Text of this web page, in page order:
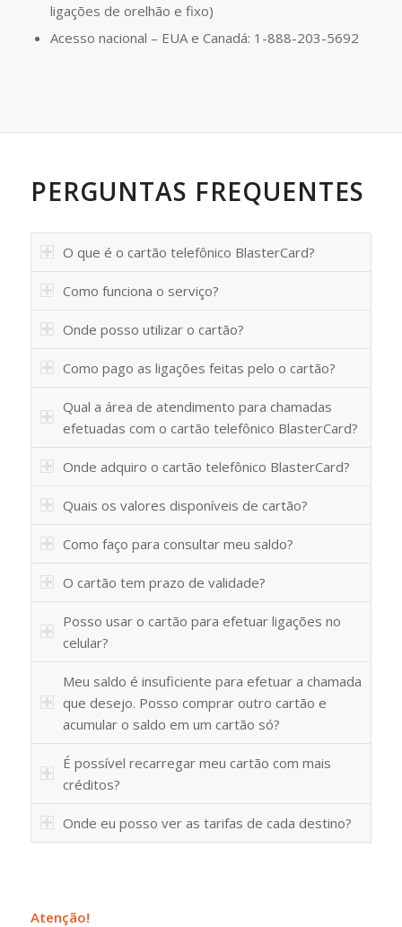
ligações de orelhão e fixo)
Acesso nacional – EUA e Canadá: 1-888-203-5692
PERGUNTAS FREQUENTES
O que é o cartão telefônico BlasterCard?
Como funciona o serviço?
Onde posso utilizar o cartão?
Como pago as ligações feitas pelo o cartão?
Qual a área de atendimento para chamadas
efetuadas com o cartão telefônico BlasterCard?
Onde adquiro o cartão telefônico BlasterCard?
Quais os valores disponíveis de cartão?
Como faço para consultar meu saldo?
O cartão tem prazo de validade?
Posso usar o cartão para efetuar ligações no
celular?
Meu saldo é insuficiente para efetuar a chamada
que desejo. Posso comprar outro cartão e
acumular o saldo em um cartão só?
É possível recarregar meu cartão com mais
créditos?
Onde eu posso ver as tarifas de cada destino?
Atenção!